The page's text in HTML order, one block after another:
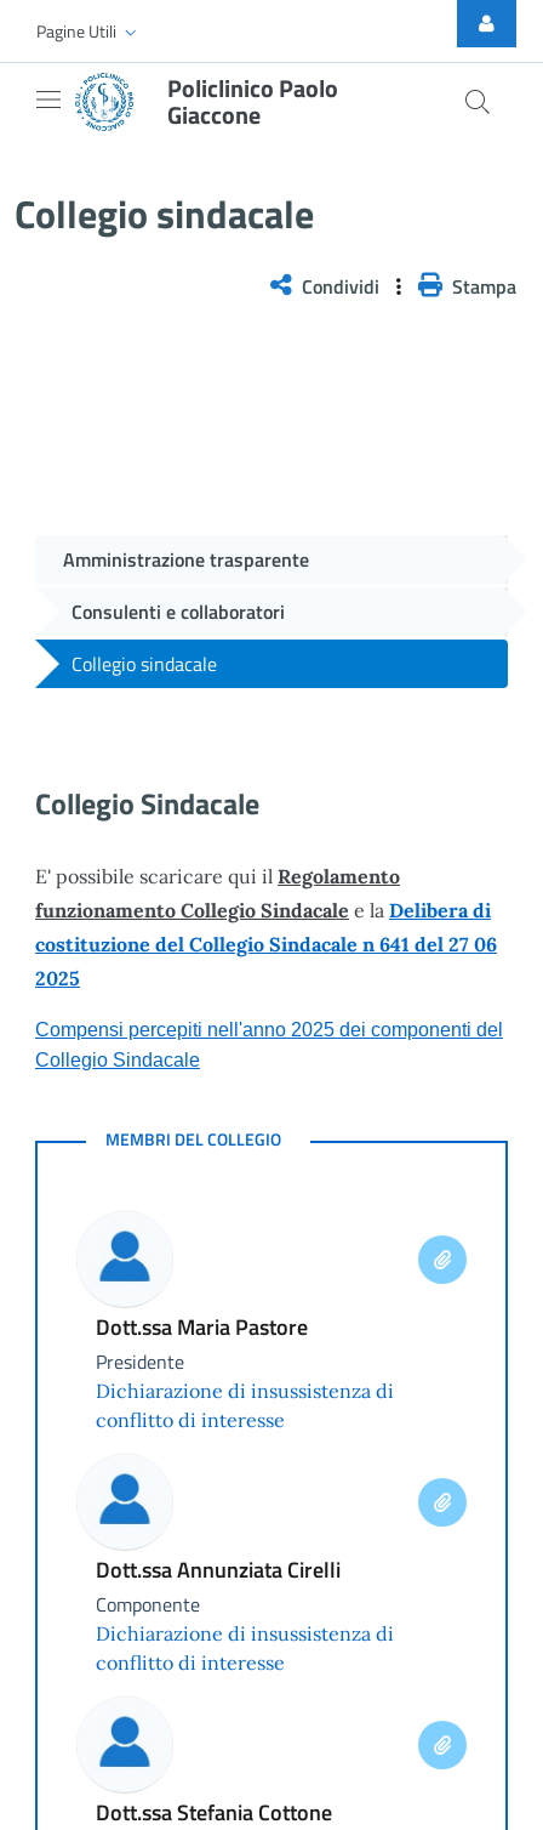
Skip to Main Content
Pagine Utili
Policlinico Paolo
Giaccone
Collegio sindacale
Condividi Stampa
Amministrazione trasparente
Consulenti e collaboratori
Collegio sindacale
Collegio Sindacale
E' possibile scaricare qui il Regolamento
funzionamento Collegio Sindacale e la Delibera di
costituzione del Collegio Sindacale n 641 del 27 06
2025
Compensi percepiti nell'anno 2025 dei componenti del
Collegio Sindacale
MEMBRI DEL COLLEGIO
MEMBRI DEL COLLEGIO
Dott.ssa Maria Pastore
Presidente
Dichiarazione di insussistenza di
conflitto di interesse
Dott.ssa Annunziata Cirelli
Componente
Dichiarazione di insussistenza di
conflitto di interesse
Dott.ssa Stefania Cottone